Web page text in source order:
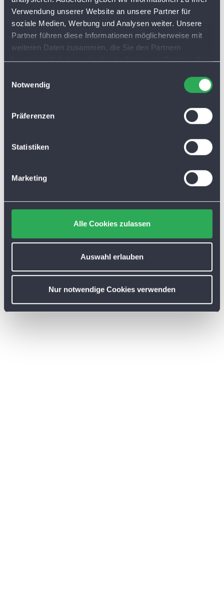
Verwendung unserer Website an unsere Partner für
soziale Medien, Werbung und Analysen weiter. Unsere
Partner führen diese Informationen möglicherweise mit
weiteren Daten zusammen, die Sie den Partnern
bereitgestellt haben oder die die Partner im Rahmen Ihrer
Cookies automatisch zu, wenn Sie unsere Webseite
Notwendig
Präferenzen
Statistiken
Marketing
Alle Cookies zulassen
Auswahl erlauben
Nur notwendige Cookies verwenden